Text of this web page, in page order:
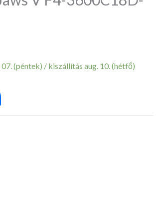
(péntek) / kiszállítás aug. 10. (hétfő)